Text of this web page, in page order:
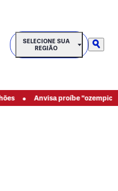
SELECIONE SUA REGIÃO
SELECIONE SUA
REGIÃO
• Anvisa proíbe "ozempic